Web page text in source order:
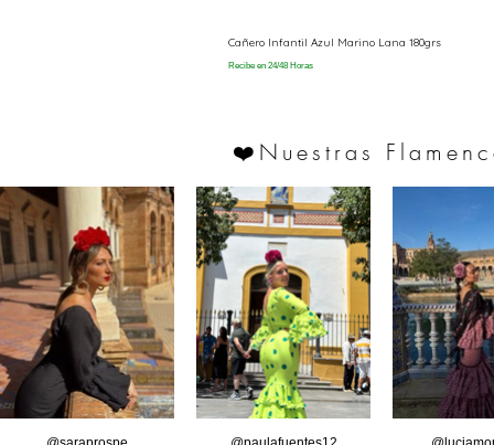
Cañero Infantil Azul Marino Lana 180grs
Recibe en 24/48 Horas
❤️ Nuestras